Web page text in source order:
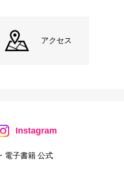
アクセス
Instagram
・電子書籍 公式